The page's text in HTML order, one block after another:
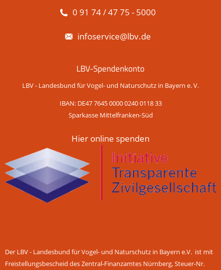
0 91 74 / 47 75 - 5000
infoservice@lbv.de
LBV-Spendenkonto
LBV - Landesbund für Vogel- und Naturschutz in Bayern e. V.
IBAN: DE47 7645 0000 0240 0118 33
Sparkasse Mittelfranken-Süd
Hier online spenden
Der LBV - Landesbund für Vogel- und Naturschutz in Bayern e.V. ist mit
Freistellungsbescheid des Zentral-Finanzamtes Nürnberg, Steuer-Nr.